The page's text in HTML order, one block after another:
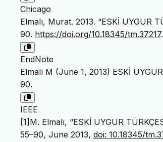
Chicago
Elmalı, Murat. 2013. “ESKİ UYGUR
90. https://doi.org/10.18345/tm.37217.
EndNote
Elmalı M (June 1, 2013) ESKİ
90.
IEEE
[1]M. Elmalı, “ESKİ UYGUR
55–90, June 2013, doi: 10.18345/